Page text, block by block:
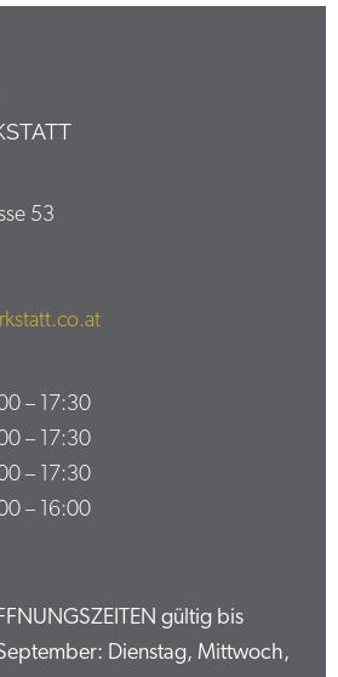
53
– 17:30
– 17:30
– 17:30
– 16:00
gültig bis
Dienstag, Mittwoch,